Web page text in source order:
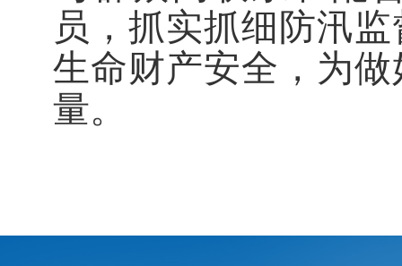
员，抓实抓细防汛
生命财产安全，为
量。